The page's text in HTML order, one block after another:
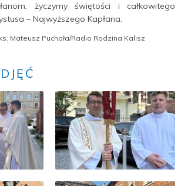
życzymy świętości i całkowitego
– Najwyższego Kapłana.
Mateusz Puchała/Radio Rodzina Kalisz